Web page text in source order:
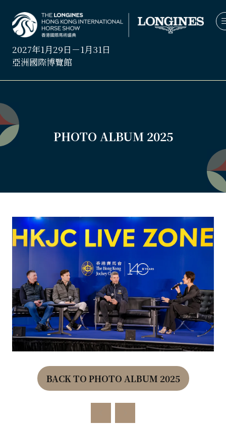
2027年1月29日－1月31日
亞洲國際博覽館
PHOTO ALBUM 2025
BACK TO PHOTO ALBUM 2025
(OPENS